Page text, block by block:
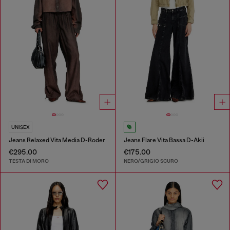
UNISEX
Jeans Relaxed Vita Media D-Roder
€295.00
TESTA DI MORO
Jeans Flare Vita Bassa D-Akii
€175.00
NERO/GRIGIO SCURO